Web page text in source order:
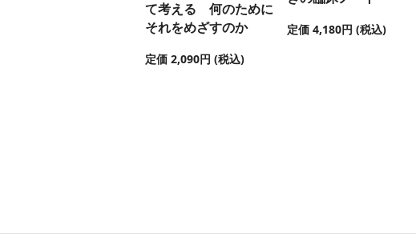
て考える 何のために
それをめざすのか
定価 2,090円 (税込)
定価 4,180円 (税込)